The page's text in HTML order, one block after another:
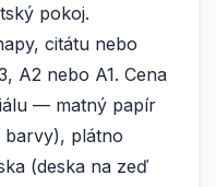
pokoj.
citátu nebo
A2 nebo A1. Cena
— matný papír
barvy), plátno
(deska na zeď